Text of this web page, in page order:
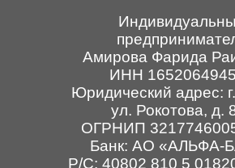
Амирова Фарида
ИНН
Юридический адрес:
ул. Рокотова, д.
ОГРНИП
Банк: АО «АЛЬФА-
Р/С: 40802 810 5